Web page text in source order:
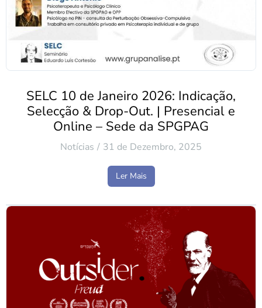
SELC 10 de Janeiro 2026: Indicação,
Selecção & Drop-Out. | Presencial e
Online – Sede da SPGPAG
Notícias 31 de Dezembro, 2025
Ler Mais